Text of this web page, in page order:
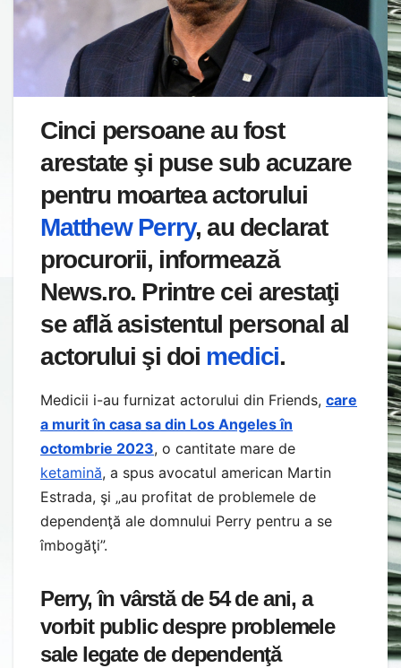
Cinci persoane au fost
arestate şi puse sub acuzare
pentru moartea actorului
Matthew Perry, au declarat
procurorii, informează
News.ro. Printre cei arestaţi
se află asistentul personal al
actorului şi doi medici.
Medicii i-au furnizat actorului din Friends, care
a murit în casa sa din Los Angeles în
octombrie 2023, o cantitate mare de
ketamină, a spus avocatul american Martin
Estrada, şi „au profitat de problemele de
dependenţă ale domnului Perry pentru a se
îmbogăţi”.
Perry, în vârstă de 54 de ani, a
vorbit public despre problemele
sale legate de dependenţă